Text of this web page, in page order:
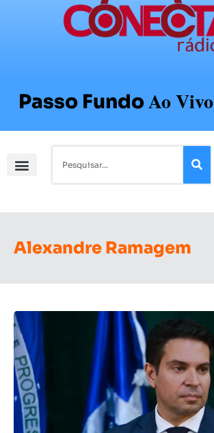
Passo FundoAo Vivo
Alexandre Ramagem